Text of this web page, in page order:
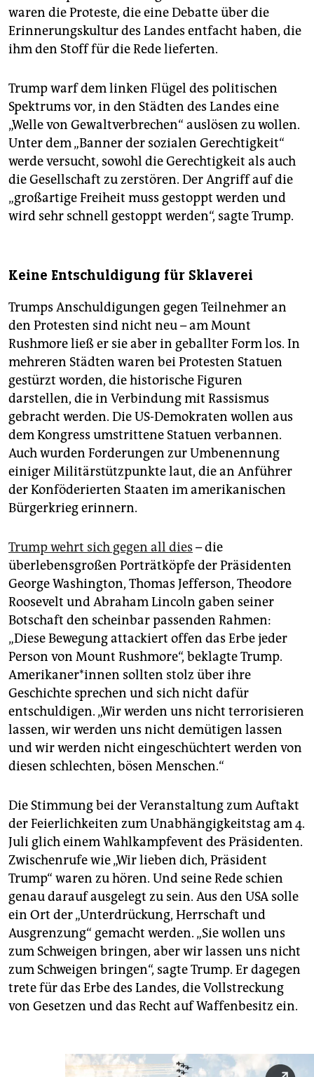
waren die Proteste, die eine Debatte über die
Erinnerungskultur des Landes entfacht haben, die
ihm den Stoff für die Rede lieferten.
Trump warf dem linken Flügel des politischen
Spektrums vor, in den Städten des Landes eine
„Welle von Gewaltverbrechen“ auslösen zu wollen.
Unter dem „Banner der sozialen Gerechtigkeit“
werde versucht, sowohl die Gerechtigkeit als auch
die Gesellschaft zu zerstören. Der Angriff auf die
„großartige Freiheit muss gestoppt werden und
wird sehr schnell gestoppt werden“, sagte Trump.
Keine Entschuldigung für Sklaverei
Trumps Anschuldigungen gegen Teilnehmer an
den Protesten sind nicht neu – am Mount
Rushmore ließ er sie aber in geballter Form los. In
mehreren Städten waren bei Protesten Statuen
gestürzt worden, die historische Figuren
darstellen, die in Verbindung mit Rassismus
gebracht werden. Die US-Demokraten wollen aus
dem Kongress umstrittene Statuen verbannen.
Auch wurden Forderungen zur Umbenennung
einiger Militärstützpunkte laut, die an Anführer
der Konföderierten Staaten im amerikanischen
Bürgerkrieg erinnern.
Trump wehrt sich gegen all dies – die
überlebensgroßen Porträtköpfe der Präsidenten
George Washington, Thomas Jefferson, Theodore
Roosevelt und Abraham Lincoln gaben seiner
Botschaft den scheinbar passenden Rahmen:
„Diese Bewegung attackiert offen das Erbe jeder
Person von Mount Rushmore“, beklagte Trump.
Amerikaner*innen sollten stolz über ihre
Geschichte sprechen und sich nicht dafür
entschuldigen. „Wir werden uns nicht terrorisieren
lassen, wir werden uns nicht demütigen lassen
und wir werden nicht eingeschüchtert werden von
diesen schlechten, bösen Menschen.“
Die Stimmung bei der Veranstaltung zum Auftakt
der Feierlichkeiten zum Unabhängigkeitstag am 4.
Juli glich einem Wahlkampfevent des Präsidenten.
Zwischenrufe wie „Wir lieben dich, Präsident
Trump“ waren zu hören. Und seine Rede schien
genau darauf ausgelegt zu sein. Aus den USA solle
ein Ort der „Unterdrückung, Herrschaft und
Ausgrenzung“ gemacht werden. „Sie wollen uns
zum Schweigen bringen, aber wir lassen uns nicht
zum Schweigen bringen“, sagte Trump. Er dagegen
trete für das Erbe des Landes, die Vollstreckung
von Gesetzen und das Recht auf Waffenbesitz ein.